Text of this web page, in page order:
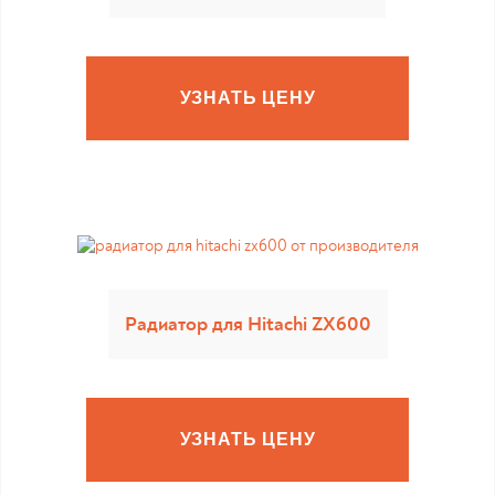
УЗНАТЬ ЦЕНУ
Радиатор для Hitachi ZX600
УЗНАТЬ ЦЕНУ